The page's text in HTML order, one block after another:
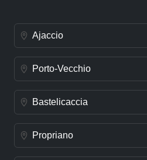
Ajaccio
Porto-Vecchio
Bastelicaccia
Propriano